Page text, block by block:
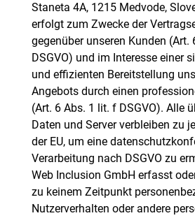
Staneta 4A, 1215 Medvode,
erfolgt zum Zwecke der
gegenüber unseren Kunden (Art.
DSGVO) und im Interesse einer
und effizienten Bereitstellung
Angebots durch einen
(Art. 6 Abs. 1 lit. f DSGVO). Alle
Daten und Server verbleiben zu
der EU, um eine
Verarbeitung nach DSGVO zu
Web Inclusion GmbH erfasst
zu keinem Zeitpunkt
Nutzerverhalten oder andere